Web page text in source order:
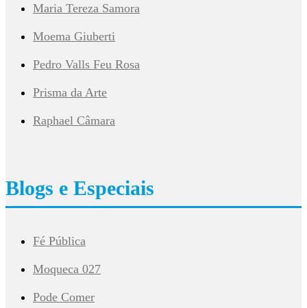
Maria Tereza Samora
Moema Giuberti
Pedro Valls Feu Rosa
Prisma da Arte
Raphael Câmara
Blogs e Especiais
Fé Pública
Moqueca 027
Pode Comer